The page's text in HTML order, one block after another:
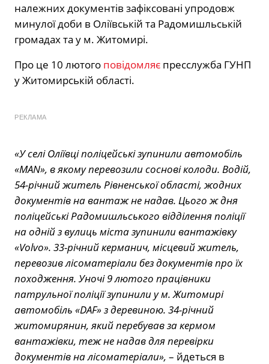
належних документів зафіксовані упродовж
минулої доби в Оліївській та Радомишльській
громадах та у м. Житомирі.
Про це 10 лютого повідомляє пресслужба ГУНП
у Житомирській області.
РЕКЛАМА
«У селі Оліївці поліцейські зупинили автомобіль
«MAN», в якому перевозили соснові колоди. Водій,
54-річний житель Рівненської області, жодних
документів на вантаж не надав. Цього ж дня
поліцейські Радомишльського відділення поліції
на одній з вулиць міста зупинили вантажівку
«Volvo». 33-річний керманич, місцевий житель,
перевозив лісоматеріали без документів про їх
походження. Уночі 9 лютого працівники
патрульної поліції зупинили у м. Житомирі
автомобіль «DAF» з деревиною. 34-річний
житомирянин, який перебував за кермом
вантажівки, теж не надав для перевірки
документів на лісоматеріали», – йдеться в